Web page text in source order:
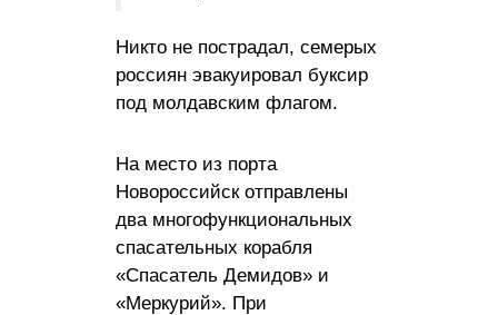
Никто не пострадал, семерых
россиян эвакуировал буксир
под молдавским флагом.
На место из порта
Новороссийск отправлены
два многофункциональных
спасательных корабля
«Спасатель Демидов» и
«Меркурий». При